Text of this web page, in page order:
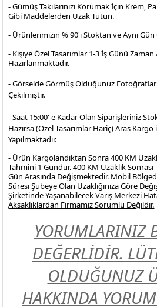
- Gümüş Takılarınızı Korumak İçin Krem,
Gibi Maddelerden Uzak Tutun.
- Ürünlerimizin % 90'ı Stoktan ve Aynı
- Kişiye Özel Tasarımlar 1-3 İş Günü
Hazırlanmaktadır.
- Görselde Görmüş Olduğunuz
Çekilmiştir.
- Saat 15:00' e Kadar Olan Siparişleriniz
Hazırsa (Özel Tasarımlar Hariç) Aras Kargo
Yapılmaktadır.
- Ürün Kargolandıktan Sonra 400 KM
Tahmini 1 Gündür. 400 KM Uzaklık
Gün Arasında Değişmektedir. Mobil
Süresi Şubeye Olan Uzaklığınıza Göre
Şirketinde Yaşanabilecek Varış Merkezi
Aksaklıklardan Firmamız Sorumlu Değildir.
YORUMLARINIZ
DEĞERLİDİR.
OLDUĞUNUZ
HAKKINDA